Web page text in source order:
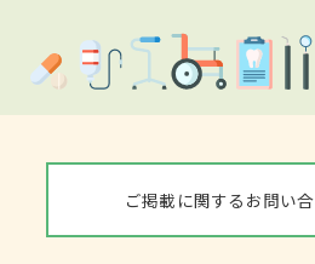
ご掲載に関するお問い